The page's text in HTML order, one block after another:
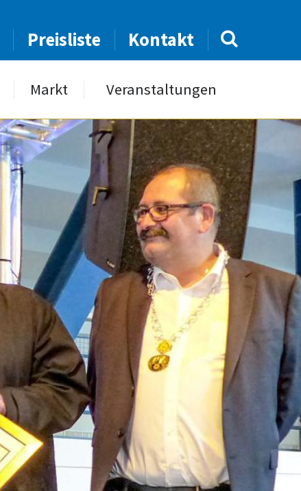
Preisliste Kontakt
Markt Veranstaltungen